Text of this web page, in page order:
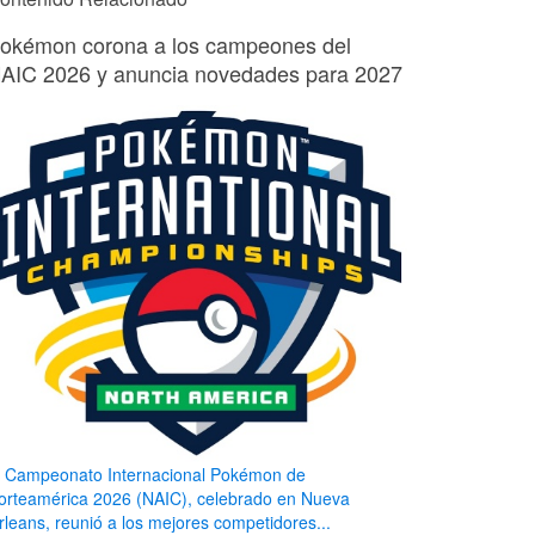
corona a los campeones del
2026 y anuncia novedades para 2027
Campeonato Internacional Pokémon de
2026 (NAIC), celebrado en Nueva
reunió a los mejores competidores...